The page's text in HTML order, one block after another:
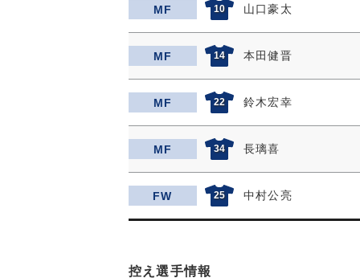
MF 10 山口豪太
MF 14 本田健晋
MF 22 鈴木宏幸
MF 34 長璃喜
FW 25 中村公亮
控え選手情報